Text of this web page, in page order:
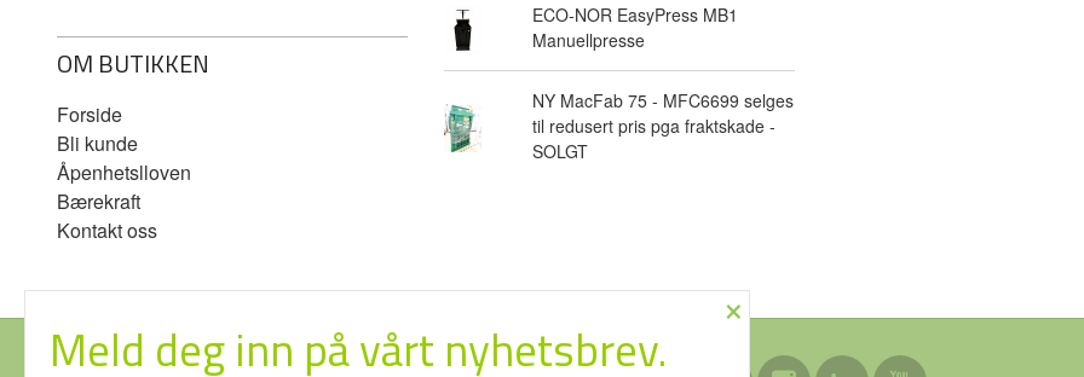
OM BUTIKKEN
Forside
Bli kunde
Åpenhetslloven
Bærekraft
Kontakt oss
ECO-NOR EasyPress MB1
Manuellpresse
NY MacFab 75 - MFC6699 selges
til redusert pris pga fraktskade -
SOLGT
×
Meld deg inn på vårt nyhetsbrev.